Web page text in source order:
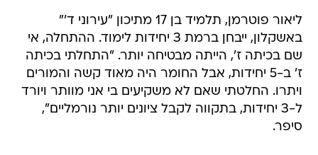
ליאור פוטרמן, תלמיד בן 17 מתיכון "עירוני ד'"
באשקלון, ייבחן ברמת 3 יחידות לימוד. ההתחלה, אי
שם בכיתה ז', הייתה מבטיחה יותר. "התחלתי בכיתה
ז' ב-5 יחידות, אבל החומר היה מאוד קשה והמורים
ויתרו. החלטתי שאם לא משקיעים בי אני מוותר ויורד
ל-3 יחידות, בתקווה לקבל ציונים יותר נורמליים",
סיפר.